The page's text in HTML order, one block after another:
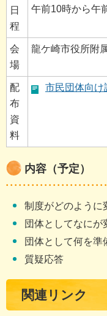
日
程
午前10時から午
会
場
龍ケ崎市役所附
配
布
資
料
市民団体向
内容（予定）
制度がどのように
団体としてなにが
団体として何を準
質疑応答
関連リンク